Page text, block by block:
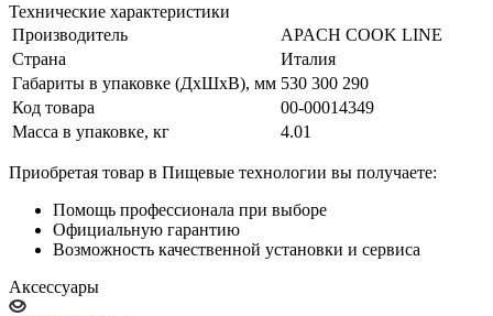
Технические характеристики
Производитель
APACH COOK LINE
Страна
Италия
Габариты в упаковке (ДхШхВ), мм 530 300 290
Код товара
00-00014349
Масса в упаковке, кг
4.01
Приобретая товар в Пищевые технологии вы получаете:
Помощь профессионала при выборе
Официальную гарантию
Возможность качественной установки и сервиса
Аксессуары